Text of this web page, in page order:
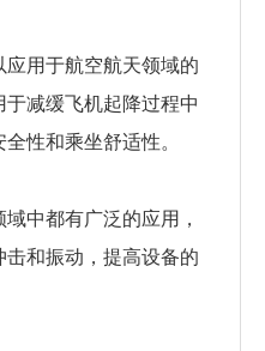
用于航空航天领域的
于减缓飞机起降过程中
性和乘坐舒适性。
中都有广泛的应用，
和振动，提高设备的